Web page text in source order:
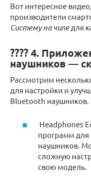
Вот интересное
производители
Систему на чипедля
???? 4.
наушников —
Рассмотрим
для настройки и
Bluetooth наушников.
Headphones
программ для
наушников.
сложную
свою модель.